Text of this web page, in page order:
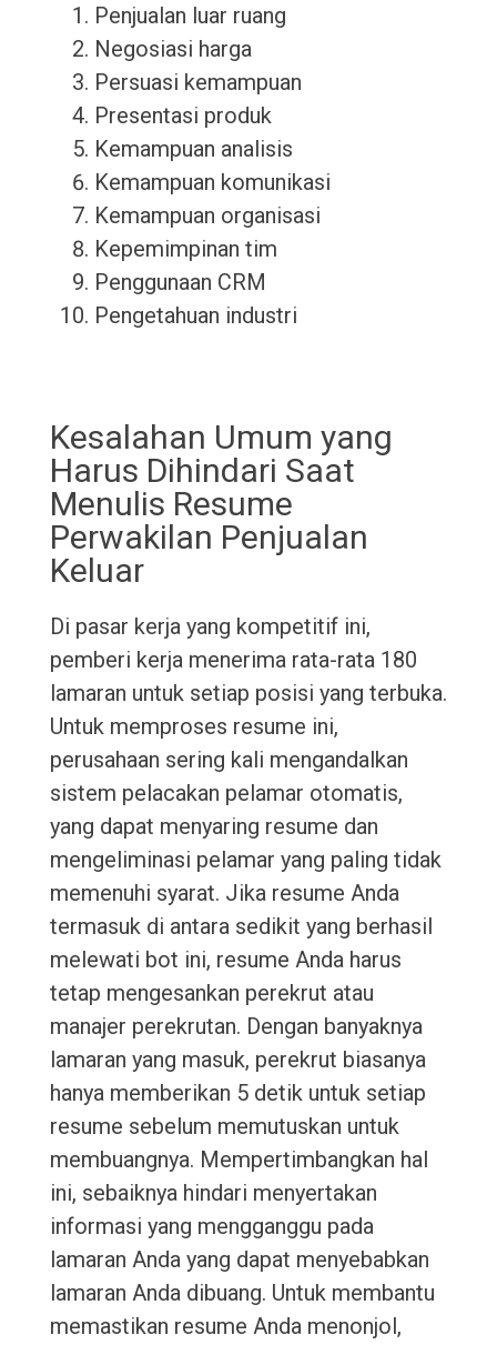
Penjualan luar ruang
Negosiasi harga
Persuasi kemampuan
Presentasi produk
Kemampuan analisis
Kemampuan komunikasi
Kemampuan organisasi
Kepemimpinan tim
Penggunaan CRM
Pengetahuan industri
Kesalahan Umum yang
Harus Dihindari Saat
Menulis Resume
Perwakilan Penjualan
Keluar
Di pasar kerja yang kompetitif ini,
pemberi kerja menerima rata-rata 180
lamaran untuk setiap posisi yang terbuka.
Untuk memproses resume ini,
perusahaan sering kali mengandalkan
sistem pelacakan pelamar otomatis,
yang dapat menyaring resume dan
mengeliminasi pelamar yang paling tidak
memenuhi syarat. Jika resume Anda
termasuk di antara sedikit yang berhasil
melewati bot ini, resume Anda harus
tetap mengesankan perekrut atau
manajer perekrutan. Dengan banyaknya
lamaran yang masuk, perekrut biasanya
hanya memberikan 5 detik untuk setiap
resume sebelum memutuskan untuk
membuangnya. Mempertimbangkan hal
ini, sebaiknya hindari menyertakan
informasi yang mengganggu pada
lamaran Anda yang dapat menyebabkan
lamaran Anda dibuang. Untuk membantu
memastikan resume Anda menonjol,